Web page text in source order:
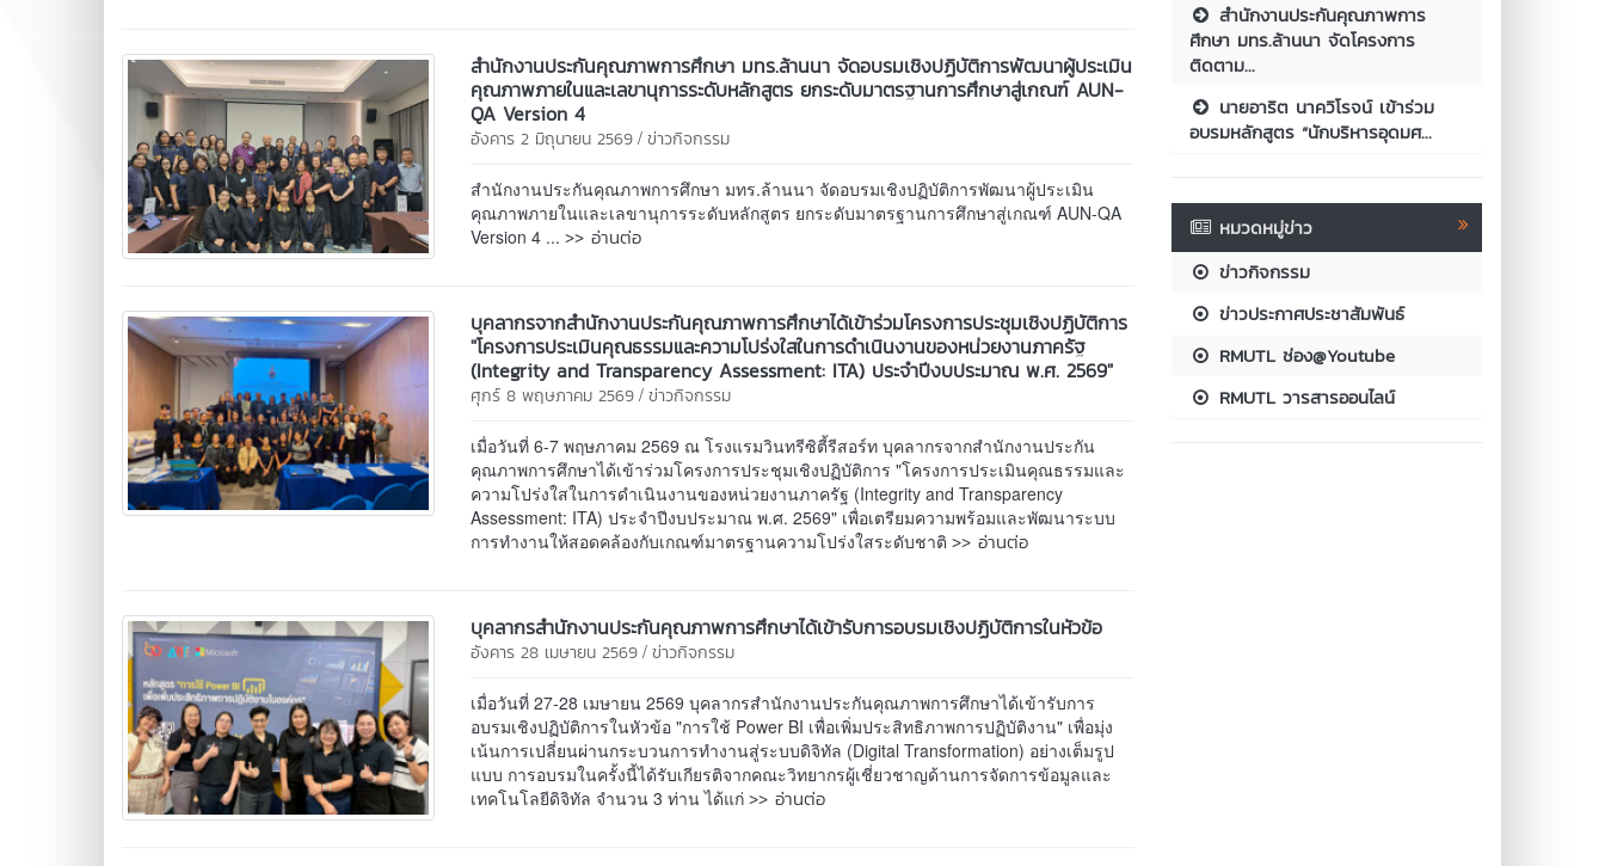
สำนักงานประกันคุณภาพการศึกษา มทร.ล้านนา จัดอบรมเชิงปฏิบัติการพัฒนาผู้ประเมิน
คุณภาพภายในและเลขานุการระดับหลักสูตร ยกระดับมาตรฐานการศึกษาสู่เกณฑ์ AUN-
QA Version 4
อังคาร 2 มิถุนายน 2569 /ข่าวกิจกรรม
สำนักงานประกันคุณภาพการศึกษา มทร.ล้านนา จัดอบรมเชิงปฏิบัติการพัฒนาผู้ประเมิน
คุณภาพภายในและเลขานุการระดับหลักสูตร ยกระดับมาตรฐานการศึกษาสู่เกณฑ์ AUN-QA
Version 4 ...>> อ่านต่อ
บุคลากรจากสำนักงานประกันคุณภาพการศึกษาได้เข้าร่วมโครงการประชุมเชิงปฏิบัติการ
"โครงการประเมินคุณธรรมและความโปร่งใสในการดำเนินงานของหน่วยงานภาครัฐ
(Integrity and Transparency Assessment: ITA) ประจำปีงบประมาณ พ.ศ. 2569"
ศุกร์ 8 พฤษภาคม 2569 /ข่าวกิจกรรม
เมื่อวันที่ 6-7 พฤษภาคม 2569 ณ โรงแรมวินทรีซิตี้รีสอร์ท บุคลากรจากสำนักงานประกัน
คุณภาพการศึกษาได้เข้าร่วมโครงการประชุมเชิงปฏิบัติการ "โครงการประเมินคุณธรรมและ
ความโปร่งใสในการดำเนินงานของหน่วยงานภาครัฐ (Integrity and Transparency
Assessment: ITA) ประจำปีงบประมาณ พ.ศ. 2569" เพื่อเตรียมความพร้อมและพัฒนาระบบ
การทำงานให้สอดคล้องกับเกณฑ์มาตรฐานความโปร่งใสระดับชาติ>> อ่านต่อ
บุคลากรสำนักงานประกันคุณภาพการศึกษาได้เข้ารับการอบรมเชิงปฏิบัติการในหัวข้อ
อังคาร 28 เมษายน 2569 /ข่าวกิจกรรม
เมื่อวันที่ 27-28 เมษายน 2569 บุคลากรสำนักงานประกันคุณภาพการศึกษาได้เข้ารับการ
อบรมเชิงปฏิบัติการในหัวข้อ "การใช้ Power BI เพื่อเพิ่มประสิทธิภาพการปฏิบัติงาน" เพื่อมุ่ง
เน้นการเปลี่ยนผ่านกระบวนการทำงานสู่ระบบดิจิทัล (Digital Transformation) อย่างเต็มรูป
แบบ การอบรมในครั้งนี้ได้รับเกียรติจากคณะวิทยากรผู้เชี่ยวชาญด้านการจัดการข้อมูลและ
เทคโนโลยีดิจิทัล จำนวน 3 ท่าน ได้แก่>> อ่านต่อ
สำนักงานประกันคุณภาพการ
ศึกษา มทร.ล้านนา จัดโครงการ
ติดตาม...
นายอาริต นาควิโรจน์ เข้าร่วม
อบรมหลักสูตร “นักบริหารอุดมศ...
หมวดหมู่ข่าว
ข่าวกิจกรรม
ข่าวประกาศประชาสัมพันธ์
RMUTL ช่อง@Youtube
RMUTL วารสารออนไลน์